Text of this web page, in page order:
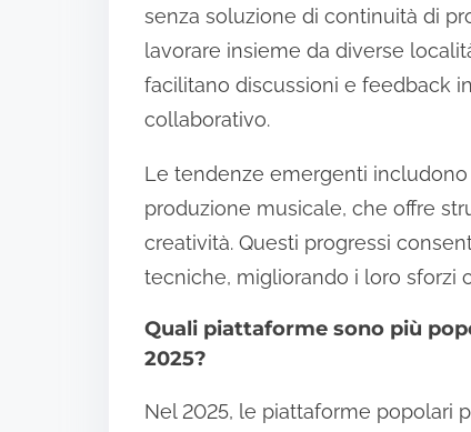
senza soluzione di continuità di
lavorare insieme da diverse
facilitano discussioni e feedback
collaborativo.
Le tendenze emergenti includono
produzione musicale, che offre
creatività. Questi progressi
tecniche, migliorando i loro sforzi
Quali piattaforme sono più
2025?
Nel 2025, le piattaforme popolari